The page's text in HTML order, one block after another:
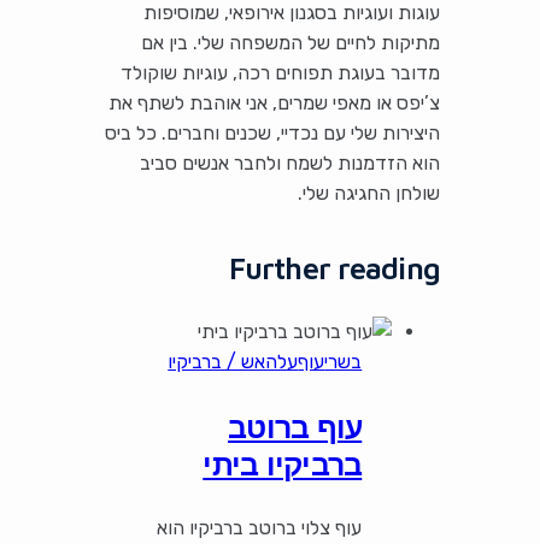
עוגות ועוגיות בסגנון אירופאי, שמוסיפות
מתיקות לחיים של המשפחה שלי. בין אם
מדובר בעוגת תפוחים רכה, עוגיות שוקולד
צ’יפס או מאפי שמרים, אני אוהבת לשתף את
היצירות שלי עם נכדיי, שכנים וחברים. כל ביס
הוא הזדמנות לשמח ולחבר אנשים סביב
שולחן החגיגה שלי.
Further reading
בשריעוףעלהאש / ברביקיו
עוף ברוטב
ברביקיו ביתי
עוף צלוי ברוטב ברביקיו הוא